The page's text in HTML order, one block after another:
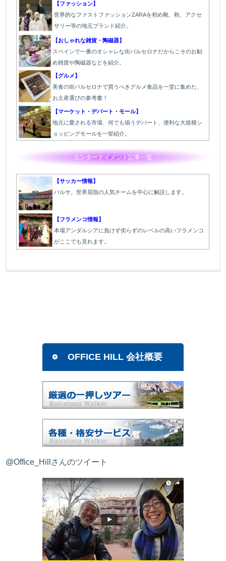
【ファッション】
世界的なファストファッションZARAを初め靴、鞄、アクセ
サリー等の地元ブランド紹介。
【おしゃれな雑貨・陶磁器】
スペインで一番のオシャレな街バルセロナだからこそのお勧
め雑貨や陶磁器などを紹介。
【グルメ】
美食の街バルセロナで買うべきグルメ食品を一堂に集めた、
お土産選びの参考書！
【マーケット・デパート・モール】
地元に愛される市場、何でも揃うデパート、便利な大規模シ
ョッピングモールを一挙紹介。
エンターテイメント記事一覧
【サッカー情報】
バルサ。世界屈指の人気チームを中心に解説します。
【フラメンコ情報】
本場アンダルシアに負けず劣らずのレベルの高いフラメンコ
がここでも見れます。
OFFICE HILL 会社概要
@Office_Hillさんのツイート